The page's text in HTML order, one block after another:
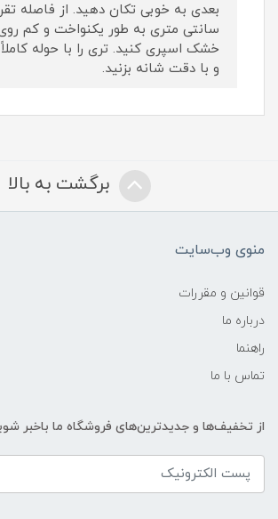
سانتی متری به طور یکنواخت و کم
خشک اسپری کنید. تری را با حوله
و با دقت شانه بزنید.
برگشت به بالا
منوی وب‌سایت
قوانین و مقررات
درباره ما
راهنما
تماس با ما
از تخفیف‌ها و جدیدترین‌های فروشگاه ما باخبر